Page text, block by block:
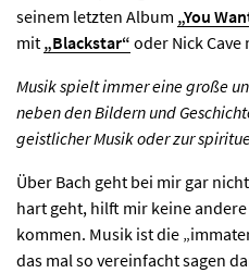
seinem letzten Album „You
mit „Blackstar“ oder Nick Cave
Musik spielt immer eine große
neben den Bildern und
geistlicher Musik oder zur
Über Bach geht bei mir gar
hart geht, hilft mir keine
kommen. Musik ist die
das mal so vereinfacht sagen